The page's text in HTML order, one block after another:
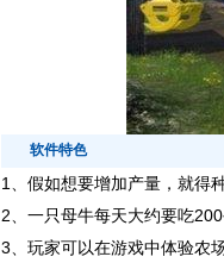
软件特色
1、 假如想要增加产量，就得
2、一只母牛每天大约要吃
3、玩家可以在游戏中体验农